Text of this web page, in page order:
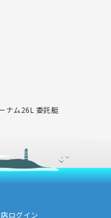
ナム26L 委託艇
ログイン